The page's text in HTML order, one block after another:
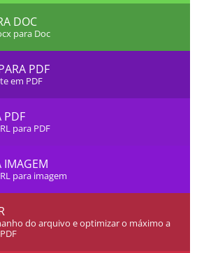
DOC
para Doc
PDF
em PDF
PDF
para PDF
IMAGEM
para imagem
do arquivo e optimizar o máximo a